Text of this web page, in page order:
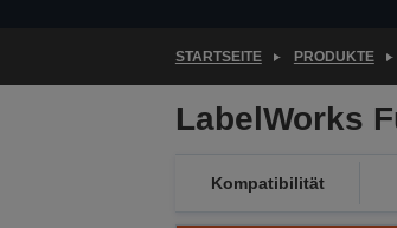
STARTSEITE PRODUKTE
LabelWorks
Kompatibilität